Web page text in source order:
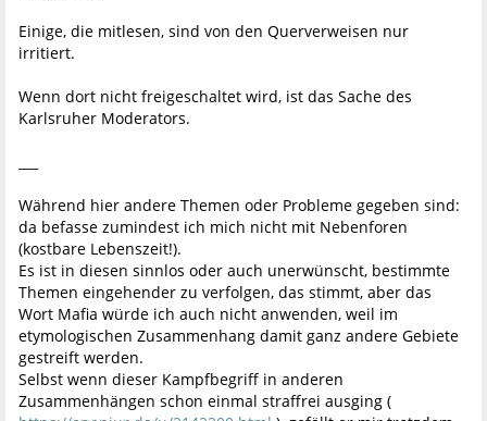
Einige, die mitlesen, sind von den Querverweisen nur
irritiert.
Wenn dort nicht freigeschaltet wird, ist das Sache des
Karlsruher Moderators.
Während hier andere Themen oder Probleme gegeben sind:
da befasse zumindest ich mich nicht mit Nebenforen
(kostbare Lebenszeit!).
Es ist in diesen sinnlos oder auch unerwünscht, bestimmte
Themen eingehender zu verfolgen, das stimmt, aber das
Wort Mafia würde ich auch nicht anwenden, weil im
etymologischen Zusammenhang damit ganz andere Gebiete
gestreift werden.
Selbst wenn dieser Kampfbegriff in anderen
Zusammenhängen schon einmal straffrei ausging (